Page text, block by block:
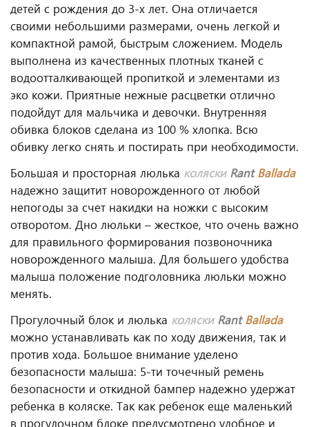
детей с рождения до 3-х лет. Она отличается
своими небольшими размерами, очень легкой и
компактной рамой, быстрым сложением. Модель
выполнена из качественных плотных тканей с
водоотталкивающей пропиткой и элементами из
эко кожи. Приятные нежные расцветки отлично
подойдут для мальчика и девочки. Внутренняя
обивка блоков сделана из 100 % хлопка. Всю
обивку легко снять и постирать при необходимости.
Большая и просторная люлька коляски RantBallada
надежно защитит новорожденного от любой
непогоды за счет накидки на ножки с высоким
отворотом. Дно люльки – жесткое, что очень важно
для правильного формирования позвоночника
новорожденного малыша. Для большего удобства
малыша положение подголовника люльки можно
менять.
Прогулочный блок и люлька коляски RantBallada
можно устанавливать как по ходу движения, так и
против хода. Большое внимание уделено
безопасности малыша: 5-ти точечный ремень
безопасности и откидной бампер надежно удержат
ребенка в коляске. Так как ребенок еще маленький
в прогулочном блоке предусмотрено удобное и